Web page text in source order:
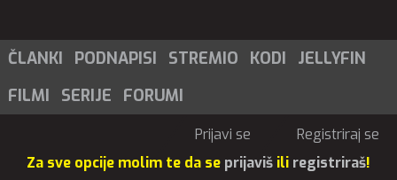
ČLANKI PODNAPISI STREMIO KODI
JELLYFIN
FILMI
SERIJE FORUMI
Prijavi se
Registriraj se
Za sve opcije molim te da se prijaviš ili registriraš!